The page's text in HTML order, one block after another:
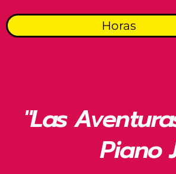
Horas
"Las
Piano